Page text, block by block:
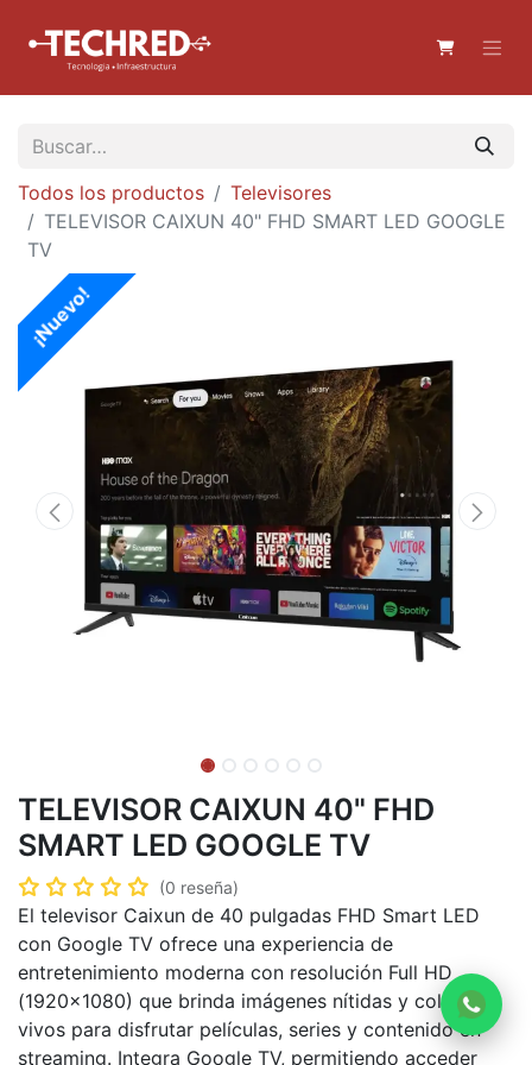
Todos los productos
Televisores
TELEVISOR CAIXUN 40" FHD SMART LED GOOGLE
TV
¡Nuevo!
TELEVISOR CAIXUN 40" FHD
SMART LED GOOGLE TV
(0 reseña)
El televisor Caixun de 40 pulgadas FHD Smart LED
con Google TV ofrece una experiencia de
entretenimiento moderna con resolución Full HD
(1920×1080) que brinda imágenes nítidas y colores
vivos para disfrutar películas, series y contenido en
streaming. Integra Google TV, permitiendo acceder